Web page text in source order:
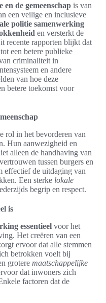
en de gemeenschap is van
een veilige en inclusieve
politie samenwerking
en versterkt de
recente rapporten blijkt dat
een betere publieke
criminaliteit in
en andere
van hoe deze
betere toekomst voor
rol in het bevorderen van
Hun aanwezigheid en
alleen de handhaving van
tussen burgers en
de uitdaging van
Een sterke lokale
begrip en respect.
is
essentieel voor het
Het creëren van een
ervoor dat alle stemmen
betrokken voelt bij
grotere maatschappelijke
dat inwoners zich
factoren dat de